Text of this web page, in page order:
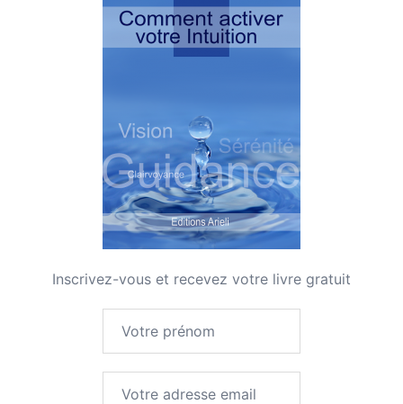
Inscrivez-vous et recevez votre livre gratuit